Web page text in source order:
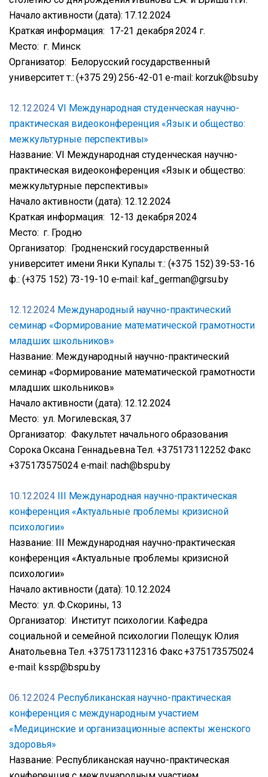
Начало активности (дата): 17.12.2024
Краткая информация: 17-21 декабря 2024 г.
Место: г. Минск
Организатор: Белорусский государственный
университет т.: (+375 29) 256-42-01 e-mail: korzuk@bsu.by
12.12.2024 VI Международная студенческая научно-
практическая видеоконференция «Язык и общество:
межкультурные перспективы»
Название: VI Международная студенческая научно-
практическая видеоконференция «Язык и общество:
межкультурные перспективы»
Начало активности (дата): 12.12.2024
Краткая информация: 12-13 декабря 2024
Место: г. Гродно
Организатор: Гродненский государственный
университет имени Янки Купалы т.: (+375 152) 39-53-16
ф.: (+375 152) 73-19-10 e-mail: kaf_german@grsu.by
12.12.2024 Международный научно-практический
семинар «Формирование математической грамотности
младших школьников»
Название: Международный научно-практический
семинар «Формирование математической грамотности
младших школьников»
Начало активности (дата): 12.12.2024
Место: ул. Могилевская, 37
Организатор: Факультет начального образования
Сорока Оксана Геннадьевна Тел. +375173112252 Факс
+375173575024 e-mail: nach@bspu.by
10.12.2024 III Международная научно-практическая
конференция «Актуальные проблемы кризисной
психологии»
Название: III Международная научно-практическая
конференция «Актуальные проблемы кризисной
психологии»
Начало активности (дата): 10.12.2024
Место: ул. Ф.Скорины, 13
Организатор: Институт психологии. Кафедра
социальной и семейной психологии Полещук Юлия
Анатольевна Тел. +375173112316 Факс +375173575024
e-mail: kssp@bspu.by
06.12.2024 Республиканская научно-практическая
конференция с международным участием
«Медицинские и организационные аспекты женского
здоровья»
Название: Республиканская научно-практическая